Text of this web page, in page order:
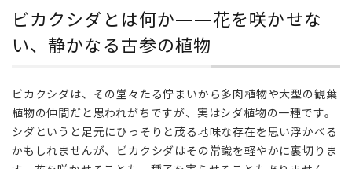
ダと
か
咲か
せな
い、
静か
ビカクシダとは何か——花を咲かせな
い、静かなる古参の植物
ビカクシダは、その堂々たる佇まいから多肉植物や大型の観葉
植物の仲間だと思われがちですが、実はシダ植物の一種です。
シダというと足元にひっそりと茂る地味な存在を思い浮かべる
かもしれませんが、ビカクシダはその常識を軽やかに裏切りま